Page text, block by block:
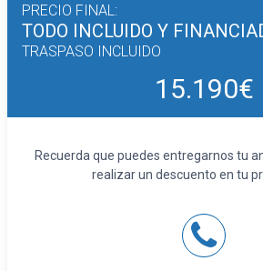
Sensores de aparcamiento
traseros y en los lados con
Reposacabezas en asientos
reposacabezas en asientos
Airbag al lado del conductor y
PRECIO FINAL:
TODO INCLUIDO Y
TRASPASO INCLUIDO
15.190€
Recuerda que puedes entregarnos tu
realizar un descuento en tu